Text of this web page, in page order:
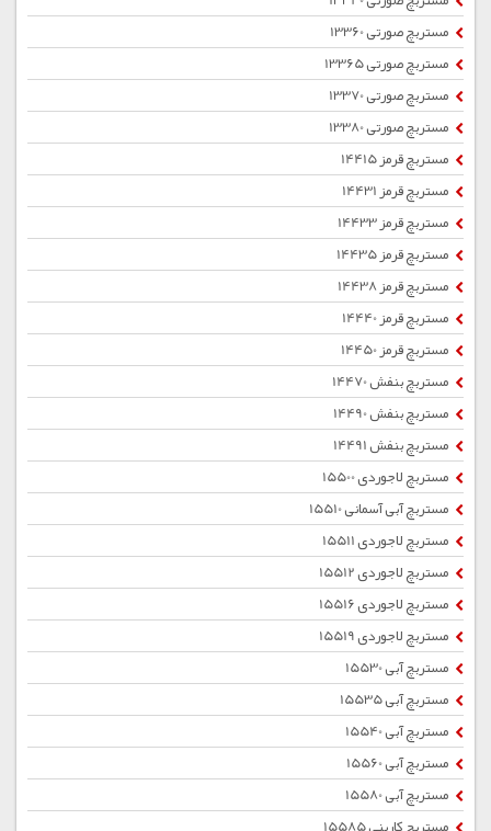
مستربچ صورتی 13360
مستربچ صورتی 13365
مستربچ صورتی 13370
مستربچ صورتی 13380
مستربچ قرمز 14415
مستربچ قرمز 14431
مستربچ قرمز 14433
مستربچ قرمز 14435
مستربچ قرمز 14438
مستربچ قرمز 14440
مستربچ قرمز 14450
مستربچ بنفش 14470
مستربچ بنفش 14490
مستربچ بنفش 14491
مستربچ لاجوردی 15500
مستربچ آبی آسمانی 15510
مستربچ لاجوردی 15511
مستربچ لاجوردی 15512
مستربچ لاجوردی 15516
مستربچ لاجوردی 15519
مستربچ آبی 15530
مستربچ آبی 15535
مستربچ آبی 15540
مستربچ آبی 15560
مستربچ آبی 15580